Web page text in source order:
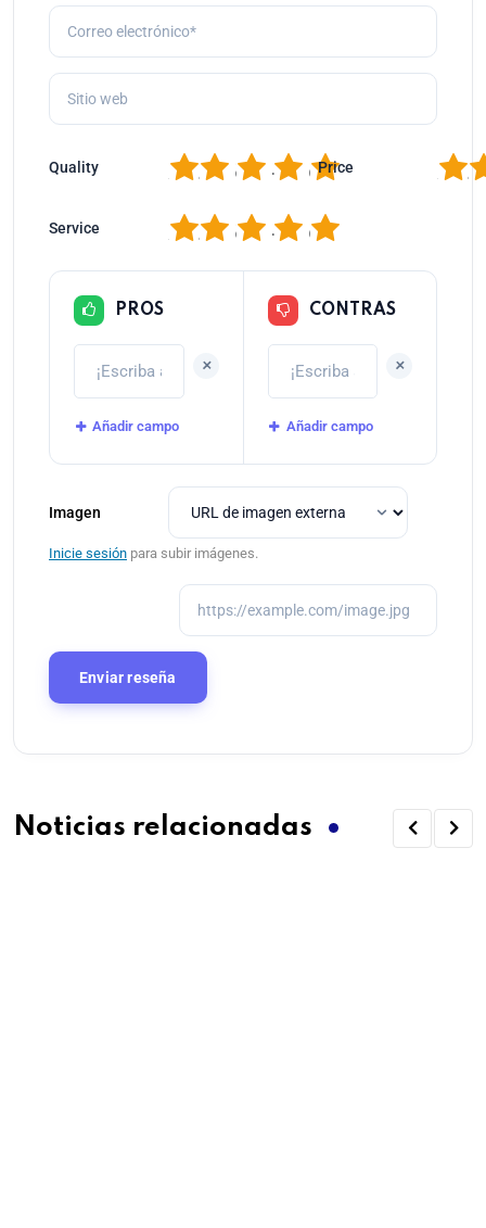
Quality 5
4
3
2 Price 2
Service 5
4
3
2
PROS
+
Añadir campo
CONTRAS
+
Añadir campo
Imagen
Inicie sesión para subir imágenes.
Noticias relacionadas